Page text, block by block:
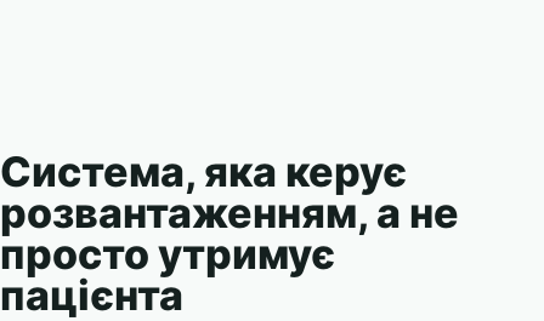
Система, яка керує
розвантаженням, а не
просто утримує
пацієнта